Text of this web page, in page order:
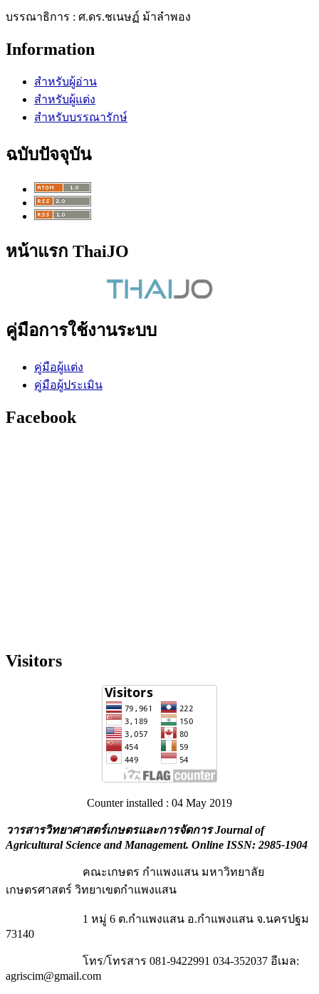
บรรณาธิการ : ศ.ดร.ชเนษฏ์ ม้าลำพอง
Information
สำหรับผู้อ่าน
สำหรับผู้แต่ง
สำหรับบรรณารักษ์
ฉบับปัจจุบัน
หน้าแรก ThaiJO
คู่มือการใช้งานระบบ
คู่มือผู้แต่ง
คู่มือผู้ประเมิน
Facebook
Visitors
Counter installed : 04 May 2019
วารสารวิทยาศาสตร์เกษตรและการจัดการ Journal of
Agricultural Science and Management. Online ISSN: 2985-1904
คณะเกษตร กำแพงแสน มหาวิทยาลัย
เกษตรศาสตร์ วิทยาเขตกำแพงแสน
1 หมู่ 6 ต.กำแพงแสน อ.กำแพงแสน จ.นครปฐม
73140
โทร/โทรสาร 081-9422991 034-352037 อีเมล:
agriscim@gmail.com